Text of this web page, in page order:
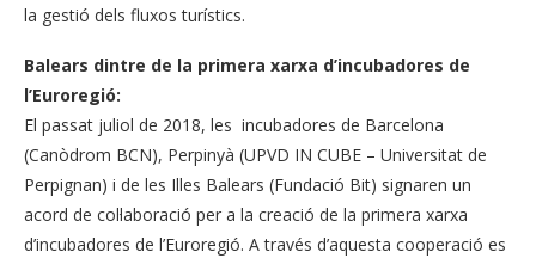
la gestió dels fluxos turístics.
Balears dintre de la primera xarxa d’incubadores de
l’Euroregió:
El passat juliol de 2018, les incubadores de Barcelona
(Canòdrom BCN), Perpinyà (UPVD IN CUBE – Universitat de
Perpignan) i de les Illes Balears (Fundació Bit) signaren un
acord de col·laboració per a la creació de la primera xarxa
d’incubadores de l’Euroregió. A través d’aquesta cooperació es